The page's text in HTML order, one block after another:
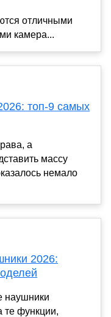
отличными
камера...
топ-9 самых
а
массу
немало
2026:
наушники
те функции,